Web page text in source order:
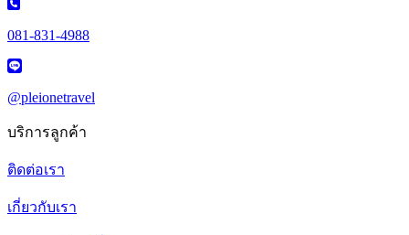
081-831-4988
@pleionetravel
บริการลูกค้า
ติดต่อเรา
เกี่ยวกับเรา